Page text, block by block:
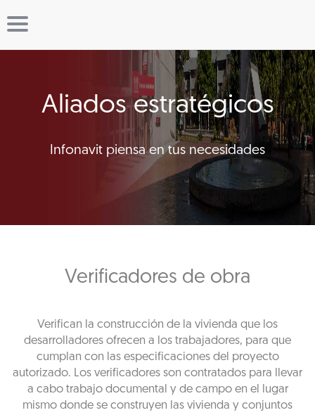
Aliados estratégicos
Infonavit piensa en tus necesidades
Verificadores de obra
Verifican la construcción de la vivienda que los
desarrolladores ofrecen a los trabajadores, para que
cumplan con las especificaciones del proyecto
autorizado. Los verificadores son contratados para llevar
a cabo trabajo documental y de campo en el lugar
mismo donde se construyen las vivienda y conjuntos